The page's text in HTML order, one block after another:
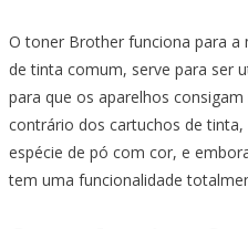
O toner Brother funciona para a
de tinta comum, serve para ser
para que os aparelhos
contrário dos cartuchos de
espécie de pó com cor, e
tem uma funcionalidade